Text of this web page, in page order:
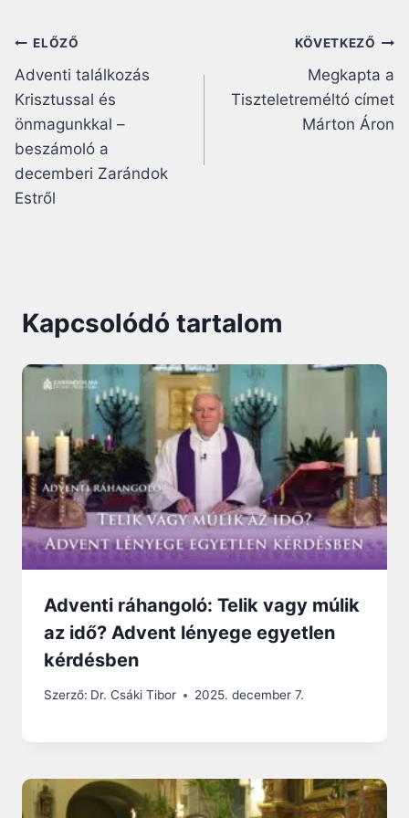
Bejegyzés
navigáció
ELŐZŐ
Adventi találkozás
Krisztussal és
önmagunkkal –
beszámoló a
decemberi Zarándok
Estről
KÖVETKEZŐ
Megkapta a
Tiszteletreméltó címet
Márton Áron
Kapcsolódó tartalom
Adventi ráhangoló: Telik vagy múlik
az idő? Advent lényege egyetlen
kérdésben
Szerző: Dr. Csáki Tibor 2025. december 7.